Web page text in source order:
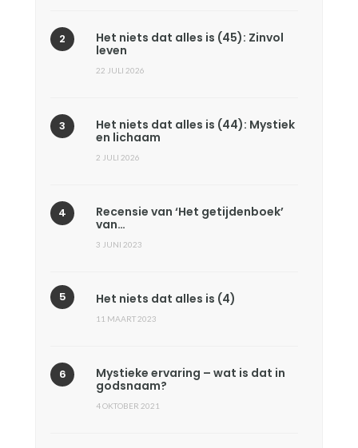
Het niets dat alles is (45): Zinvol
leven
22 JULI 2026
Het niets dat alles is (44): Mystiek
en lichaam
2 JULI 2026
Recensie van ‘Het getijdenboek’
van…
3 JUNI 2023
Het niets dat alles is (4)
11 MAART 2023
Mystieke ervaring – wat is dat in
godsnaam?
4 OKTOBER 2021